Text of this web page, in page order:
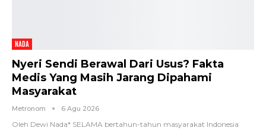
NADA
Nyeri Sendi Berawal Dari Usus? Fakta
Medis Yang Masih Jarang Dipahami
Masyarakat
Metronom 6 Agu 2026
Oleh Dewi Nada* SELAMA bertahun-tahun masyarakat Indonesia